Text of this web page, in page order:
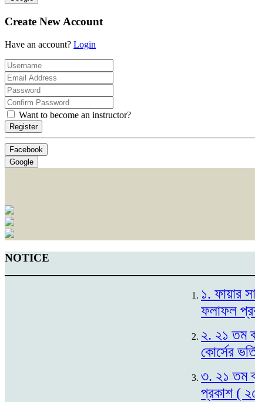
Create New Account
Have an account? Login
Want to become an instructor?
Register
Facebook
Google
NOTICE
১. ফায়ার
ফলাফল
২. ২১ তম
কোর্সের
৩. ২১ তম
প্রকাশ (